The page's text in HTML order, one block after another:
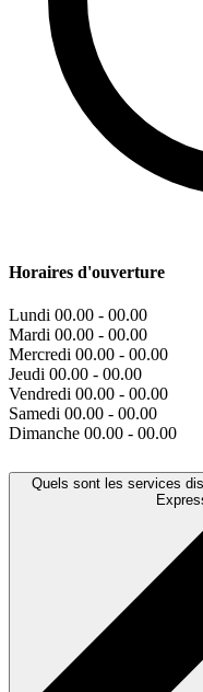
Horaires d'ouverture
Lundi 00.00 - 00.00
Mardi 00.00 - 00.00
Mercredi 00.00 - 00.00
Jeudi 00.00 - 00.00
Vendredi 00.00 - 00.00
Samedi 00.00 - 00.00
Dimanche 00.00 - 00.00
Quels sont les services